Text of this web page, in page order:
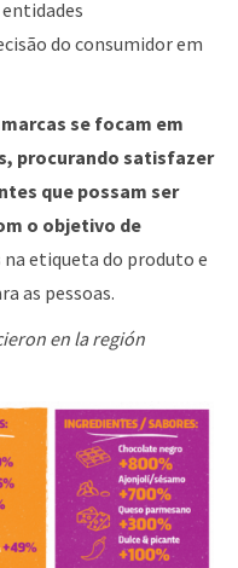
do consumidor em
se focam em
procurando satisfazer
que possam ser
o objetivo de
na etiqueta do produto e
as pessoas.
en la región